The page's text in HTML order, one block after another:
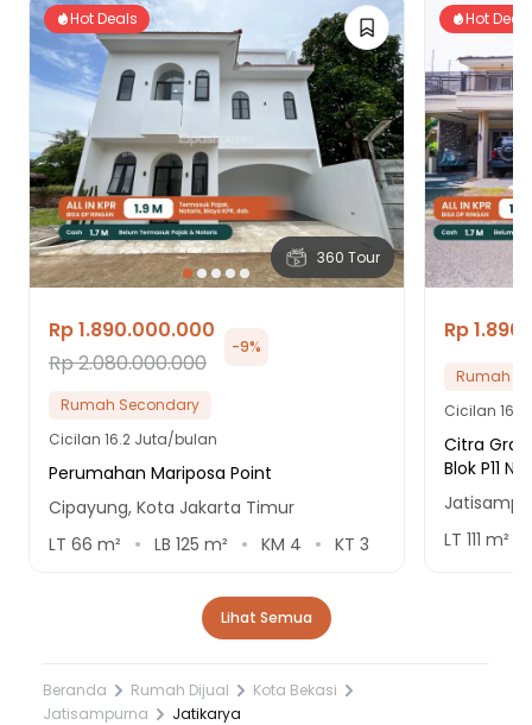
360 Tour
Hot Deals
Rp 1.890.000.000
Rp 2.080.000.000
-9%
Rumah Secondary
Cicilan 16.2 Juta/bulan
Perumahan Mariposa Point
Cipayung, Kota Jakarta Timur
LT 66 m² LB 125 m² KM 4 KT 3
Hot Deals
Rp
Rumah
Cicilan
Citra
Blok P11
LT 111 m²
Lihat Semua
Beranda Rumah Dijual
Kota Bekasi
Jatisampurna
Jatikarya